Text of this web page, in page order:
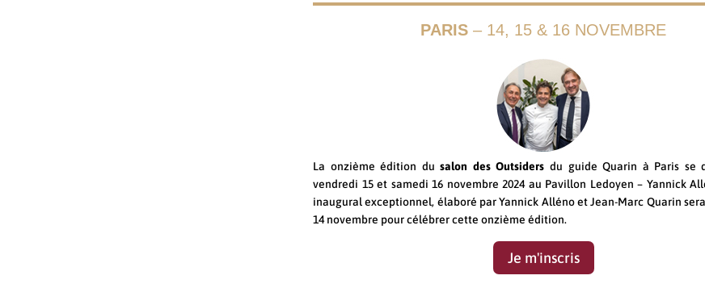
PARIS – 14, 15 & 16 NOVEMBRE
La onzième édition du salon des Outsiders du guide Quarin à Paris se
vendredi 15 et samedi 16 novembre 2024 au Pavillon Ledoyen – Yannick
inaugural exceptionnel, élaboré par Yannick Alléno et Jean-Marc Quarin
14 novembre pour célébrer cette onzième édition.
Je m'inscris